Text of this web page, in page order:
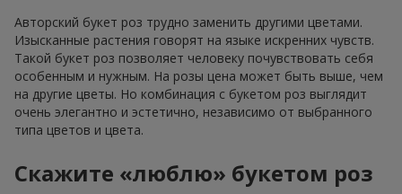
Авторский букет роз трудно заменить другими цветами.
Изысканные растения говорят на языке искренних чувств.
Такой букет роз позволяет человеку почувствовать себя
особенным и нужным. На розы цена может быть выше, чем
на другие цветы. Но комбинация с букетом роз выглядит
очень элегантно и эстетично, независимо от выбранного
типа цветов и цвета.
Скажите «люблю» букетом роз